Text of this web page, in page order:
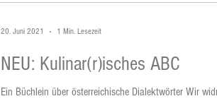
NEU: Kulinar(r)isches ABC
Ein Büchlein über österreichische Dialektwörter Wir
20. Juni 2021 1 Min. Lesezeit